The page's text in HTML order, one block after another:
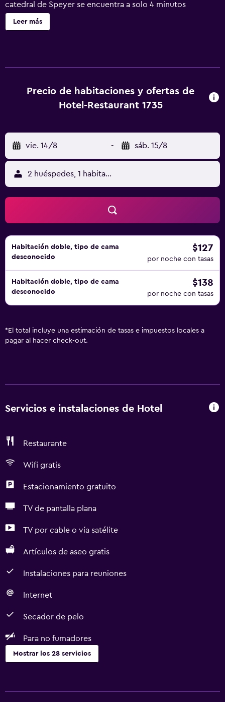
catedral de Speyer se encuentra a solo 4 minutos
andando. Estas habitaciones están decoradas al estilo
clásico y disponen de mobiliario de madera
alemana y regional para la cena. También se ofrece una
gran selección de vinos de la región. En la zona se puede
y a 30 km de la ciudad histórica de Heidelberg. La
estación de trenes de Speyer se encuentra a 2 km del
hotel, y la autopista A61 está a 10 minutos en coche. Hay
aparcamiento gratuito en las inmediaciones.
Leer más
Precio de habitaciones y ofertas de
Hotel-Restaurant 1735
vie. 14/8 - sáb. 15/8
2 huéspedes, 1 habitación
Habitación doble, tipo de cama
desconocido
$127
por noche con tasas
Habitación doble, tipo de cama
desconocido
$138
por noche con tasas
* El total incluye una estimación de tasas e impuestos locales a
pagar al hacer check-out.
Servicios e instalaciones de Hotel
Restaurante
Wifi gratis
Estacionamiento gratuito
TV de pantalla plana
TV por cable o vía satélite
Artículos de aseo gratis
Instalaciones para reuniones
Internet
Secador de pelo
Para no fumadores
Mostrar los 28 servicios
Wifi gratis